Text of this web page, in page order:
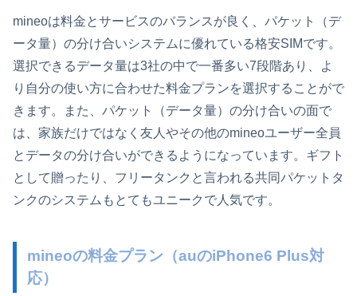
mineoは料金とサービスのバランスが良く、パケット（デ
ータ量）の分け合いシステムに優れている格安SIMです。
選択できるデータ量は3社の中で一番多い7段階あり、よ
り自分の使い方に合わせた料金プランを選択することがで
きます。また、パケット（データ量）の分け合いの面で
は、家族だけではなく友人やその他のmineoユーザー全員
とデータの分け合いができるようになっています。ギフト
として贈ったり、フリータンクと言われる共同パケットタ
ンクのシステムもとてもユニークで人気です。
mineoの料金プラン（auのiPhone6 Plus対
応）